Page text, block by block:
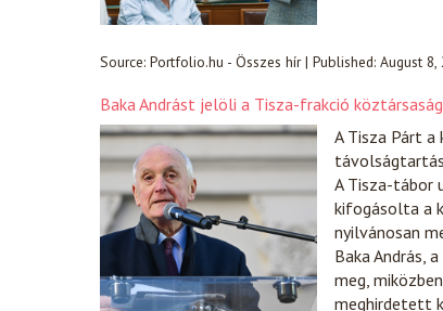
Source: Portfolio.hu - Összes hír| Published: August 8,
Baka Andrást jelöli a Tisza-frakció
A Tisza Párt
A Tisza-tábor
kifogásolta a
nyilvánosan
Baka András,
meg,
meghirdetett